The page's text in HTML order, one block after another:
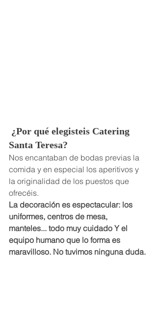
Santa Teresa?
Nos encantaban de bodas previas la
comida y en especial los aperitivos y
la originalidad de los puestos que
ofrecéis.
La decoración es espectacular: los
uniformes, centros de mesa,
manteles... todo muy cuidado Y el
equipo humano que lo forma es
maravilloso. No tuvimos ninguna duda.